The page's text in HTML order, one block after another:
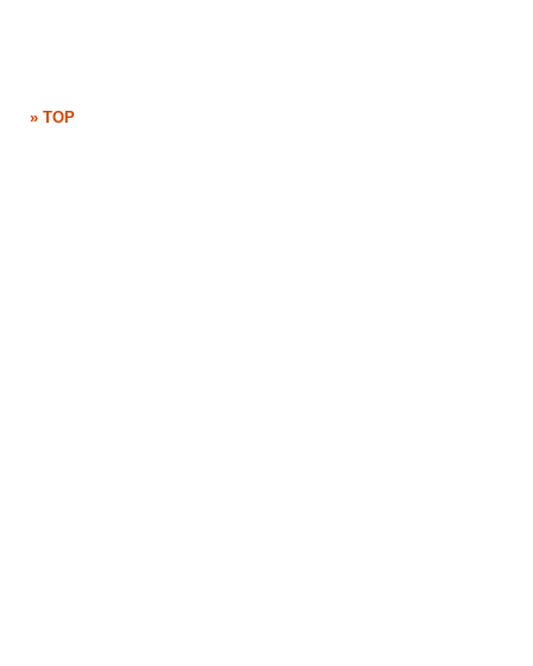
» TOP